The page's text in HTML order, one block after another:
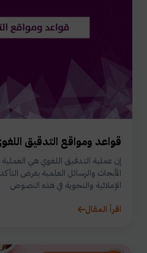
قواعد ومواقع التدقيق
إن عملية التدقيق اللغوي هي
الأبحاث والرسائل العلمية بغرض
الإملائية والنحوية في هذه النصوص
اقرأ المقال